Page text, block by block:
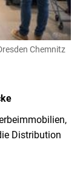
Chemnitz
Distribution